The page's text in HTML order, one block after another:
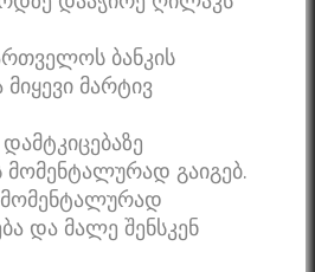
ბანკის
მარტივ
მომენტალურად გაიგებ.
მომენტალურად
და მალე შენსკენ